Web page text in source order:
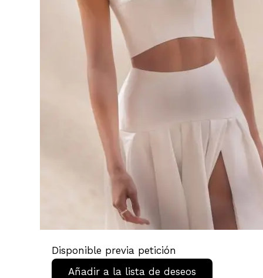
Disponible previa petición
Añadir a la lista de deseos